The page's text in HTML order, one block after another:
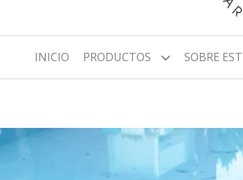
INICIO PRODUCTOS SOBRE